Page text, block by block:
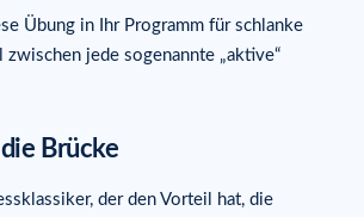
Übung in Ihr Programm für schlanke
zwischen jede sogenannte „aktive“
Brücke
der den Vorteil hat, die